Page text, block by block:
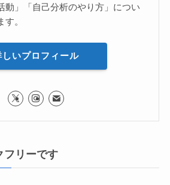
動」「自己分析のやり方」につい
。
しいプロフィール
フリーです